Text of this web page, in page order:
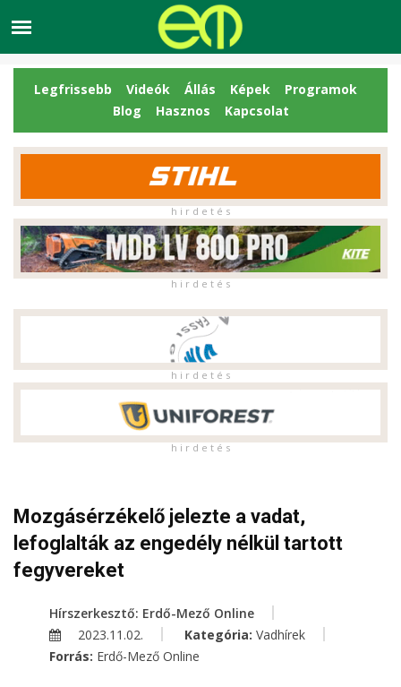
Legfrissebb Videók Állás Képek
Programok
Blog
Hasznos Kapcsolat
h i r d e t é s
h i r d e t é s
h i r d e t é s
h i r d e t é s
Mozgásérzékelő jelezte a vadat,
lefoglalták az engedély nélkül tartott
fegyvereket
Hírszerkesztő: Erdő-Mező Online
2023.11.02.
Kategória: Vadhírek
Forrás: Erdő-Mező Online